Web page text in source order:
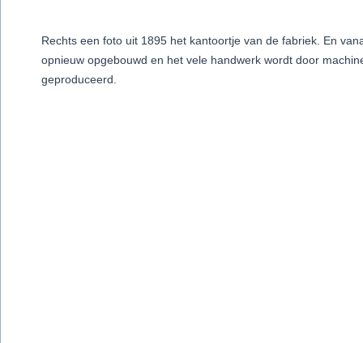
Rechts een foto uit 1895 het kantoortje van de fabriek. En
opnieuw opgebouwd en het vele handwerk wordt door
geproduceerd.